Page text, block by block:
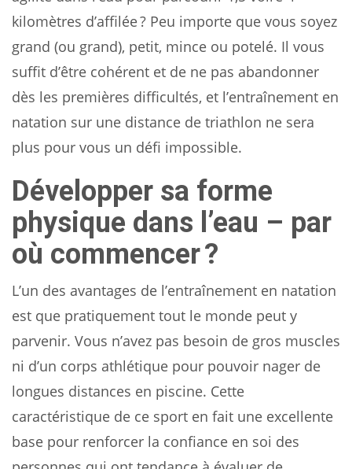
kilomètres d’affilée ? Peu importe que vous soyez
grand (ou grand), petit, mince ou potelé. Il vous
suffit d’être cohérent et de ne pas abandonner
dès les premières difficultés, et l’entraînement en
natation sur une distance de triathlon ne sera
plus pour vous un défi impossible.
Développer sa forme
physique dans l’eau – par
où commencer ?
L’un des avantages de l’entraînement en natation
est que pratiquement tout le monde peut y
parvenir. Vous n’avez pas besoin de gros muscles
ni d’un corps athlétique pour pouvoir nager de
longues distances en piscine. Cette
caractéristique de ce sport en fait une excellente
base pour renforcer la confiance en soi des